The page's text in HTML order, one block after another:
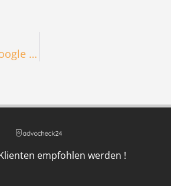
Schlechte Google Bewertungen Löschen Lassen – So Geht’s
empfohlen werden !